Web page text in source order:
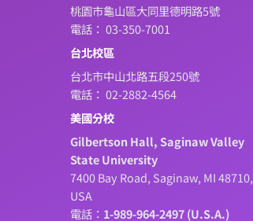
桃園市龜山區大同里德明路5號
電話： 03-350-7001
台北校區
台北市中山北路五段250號
電話： 02-2882-4564
美國分校
Gilbertson Hall, Saginaw Valley
State University
7400 Bay Road, Saginaw, MI 48710,
USA
電話： 1-989-964-2497 (U.S.A.)